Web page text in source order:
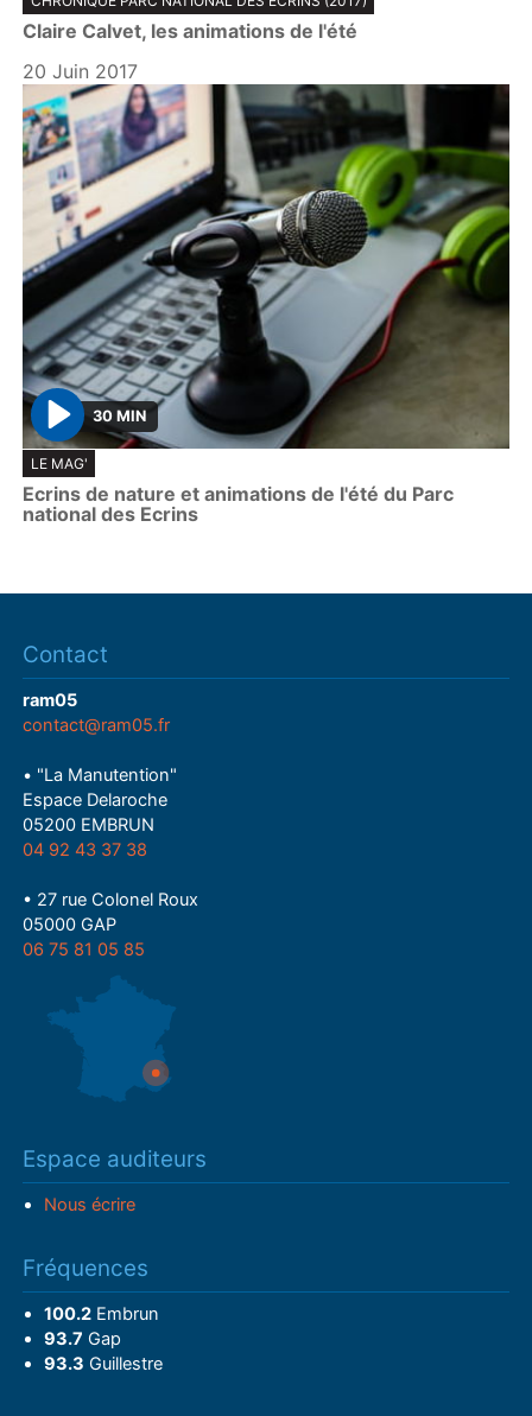
l
a
y
Claire Calvet, les animations de l'été
20 Juin 2017
P
l
a
y
30 MIN
LE MAG'
Ecrins de nature et animations de l'été du Parc
national des Ecrins
Contact
ram05
contact@ram05.fr
• "La Manutention"
Espace Delaroche
05200 EMBRUN
04 92 43 37 38
• 27 rue Colonel Roux
05000 GAP
06 75 81 05 85
Espace auditeurs
Nous écrire
Fréquences
100.2Embrun
93.7 Gap
93.3 Guillestre